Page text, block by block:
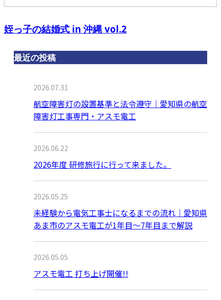
姪っ子の結婚式 in 沖縄 vol.2
最近の投稿
2026.07.31
航空障害灯の設置基準と法令遵守｜愛知県の航空
障害灯工事専門・アスモ電工
2026.06.22
2026年度 研修旅行に行って来ました。
2026.05.25
未経験から電気工事士になるまでの流れ｜愛知県
あま市のアスモ電工が1年目〜7年目まで解説
2026.05.05
アスモ電工 打ち上げ開催!!